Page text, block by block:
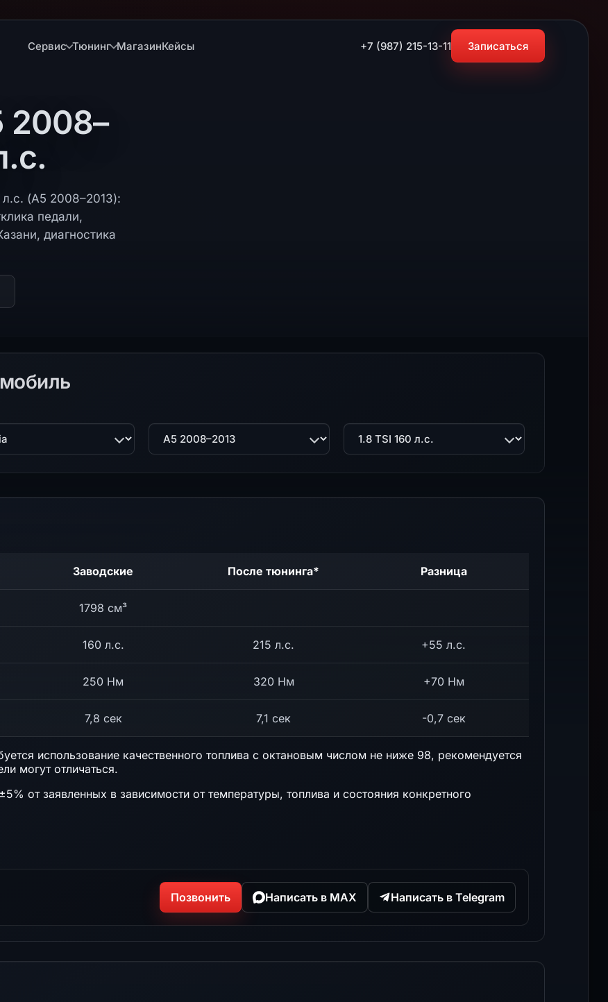
Сервис Тюнинг МагазинКейсы +7 (987) 215-13-11 Записаться
2008–
(A5 2008–2013):
педали,
диагностика
Поколение Двигатель
Заводские После тюнинга* Разница
1798 см³
160 л.с. 215 л.с. +55 л.с.
250 Нм 320 Нм +70 Нм
7,8 сек 7,1 сек -0,7 сек
использование качественного топлива с октановым числом не ниже 98, рекомендуется
могут отличаться.
от заявленных в зависимости от температуры, топлива и состояния конкретного
Позвонить Написать в MAX Написать в Telegram